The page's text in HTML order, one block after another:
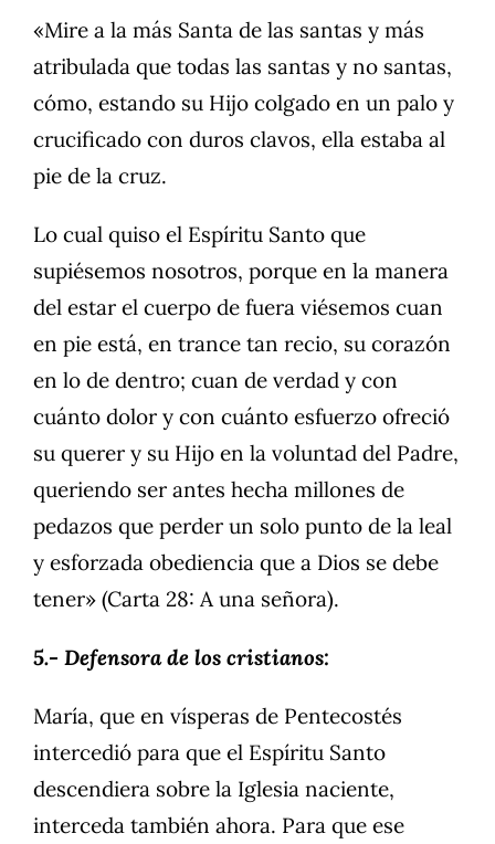
«Mire a la más Santa de las santas y más
atribulada que todas las santas y no santas,
cómo, estando su Hijo colgado en un palo y
crucificado con duros clavos, ella estaba al
pie de la cruz.
Lo cual quiso el Espíritu Santo que
supiésemos nosotros, porque en la manera
del estar el cuerpo de fuera viésemos cuan
en pie está, en trance tan recio, su corazón
en lo de dentro; cuan de verdad y con
cuánto dolor y con cuánto esfuerzo ofreció
su querer y su Hijo en la voluntad del Padre,
queriendo ser antes hecha millones de
pedazos que perder un solo punto de la leal
y esforzada obediencia que a Dios se debe
tener» (Carta 28: A una señora).
5.- Defensora de los cristianos:
María, que en vísperas de Pentecostés
intercedió para que el Espíritu Santo
descendiera sobre la Iglesia naciente,
interceda también ahora. Para que ese